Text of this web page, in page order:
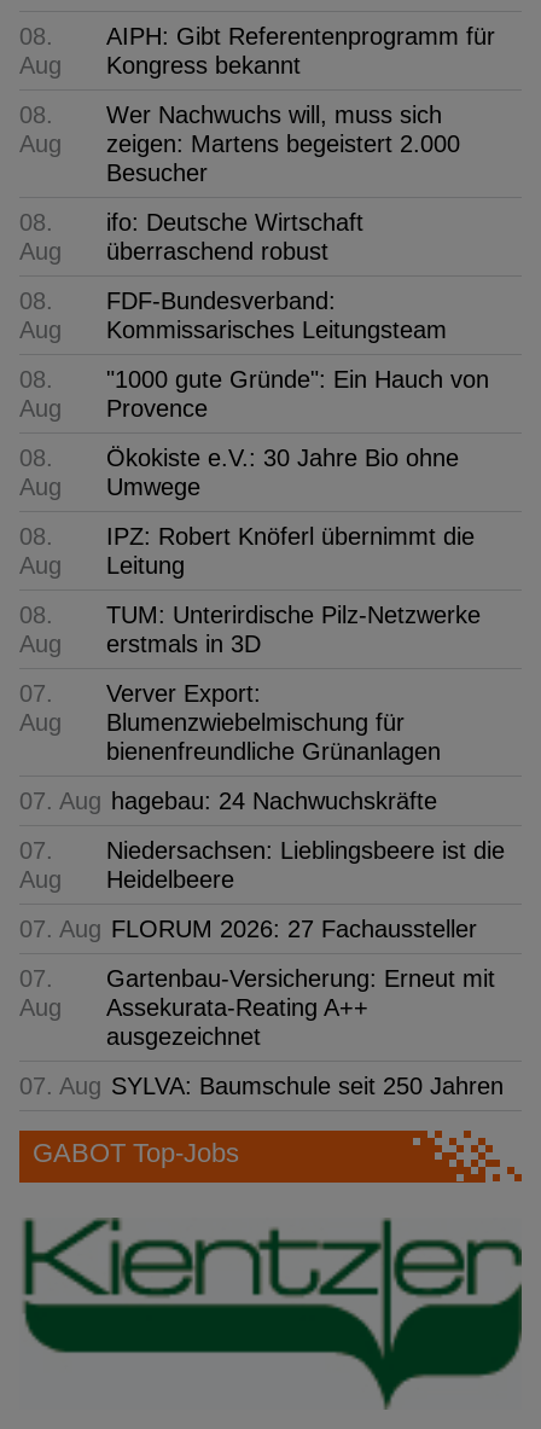
08.
Aug
AIPH: Gibt Referentenprogramm für
Kongress bekannt
08.
Aug
Wer Nachwuchs will, muss sich
zeigen: Martens begeistert 2.000
Besucher
08.
Aug
ifo: Deutsche Wirtschaft
überraschend robust
08.
Aug
FDF-Bundesverband:
Kommissarisches Leitungsteam
08.
Aug
"1000 gute Gründe": Ein Hauch von
Provence
08.
Aug
Ökokiste e.V.: 30 Jahre Bio ohne
Umwege
08.
Aug
IPZ: Robert Knöferl übernimmt die
Leitung
08.
Aug
TUM: Unterirdische Pilz-Netzwerke
erstmals in 3D
07.
Aug
Verver Export:
Blumenzwiebelmischung für
bienenfreundliche Grünanlagen
07. Aug hagebau: 24 Nachwuchskräfte
07.
Aug
Niedersachsen: Lieblingsbeere ist die
Heidelbeere
07. Aug FLORUM 2026: 27 Fachaussteller
07.
Aug
Gartenbau-Versicherung: Erneut mit
Assekurata-Reating A++
ausgezeichnet
07. Aug SYLVA: Baumschule seit 250 Jahren
GABOT Top-Jobs